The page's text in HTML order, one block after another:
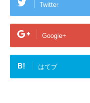
Twitter
Google+
B! はてブ